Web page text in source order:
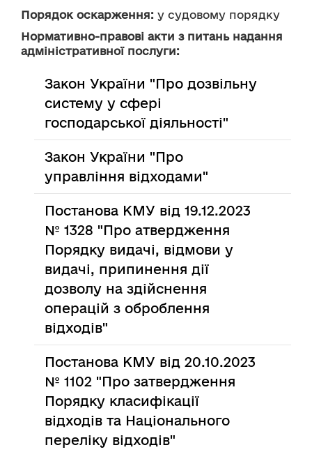
Порядок оскарження: у судовому порядку
Нормативно-правові акти з питань надання
адміністративної послуги:
Закон України "Про дозвільну
систему у сфері
господарської діяльності"
Закон України "Про
управління відходами"
Постанова КМУ від 19.12.2023
№ 1328 "Про атвердження
Порядку видачі, відмови у
видачі, припинення дії
дозволу на здійснення
операцій з оброблення
відходів"
Постанова КМУ від 20.10.2023
№ 1102 "Про затвердження
Порядку класифікації
відходів та Національного
переліку відходів"